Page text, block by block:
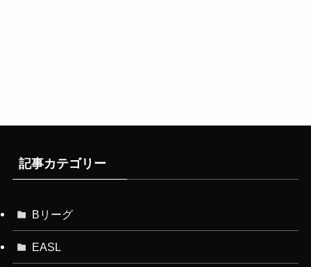
記事カテゴリー
Bリーグ
EASL